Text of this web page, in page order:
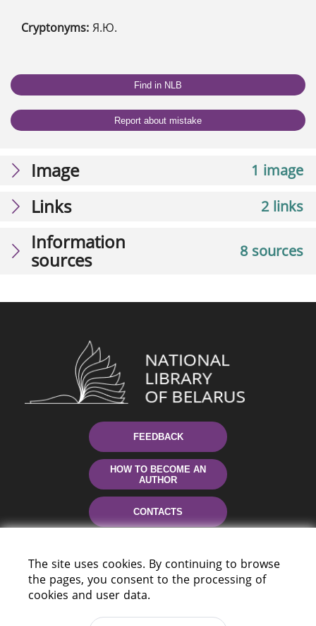
Cryptonyms: Я.Ю.
Find in NLB
Report about mistake
1 image
Image
2 links
Links
8 sources
Information
sources
FEEDBACK
HOW TO BECOME AN
AUTHOR
CONTACTS
The site uses cookies. By continuing to browse
the pages, you consent to the processing of
cookies and user data.